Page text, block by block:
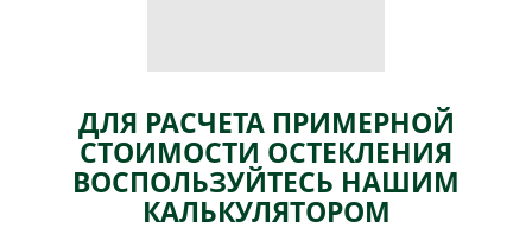
ДЛЯ РАСЧЕТА ПРИМЕРНОЙ
СТОИМОСТИ ОСТЕКЛЕНИЯ
ВОСПОЛЬЗУЙТЕСЬ НАШИМ
КАЛЬКУЛЯТОРОМ